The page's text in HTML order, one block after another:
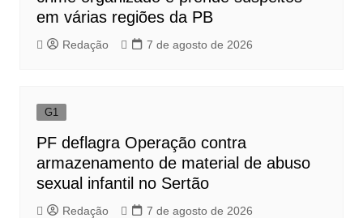
em várias regiões da PB
Redação 7 de agosto de 2026
G1
PF deflagra Operação contra
armazenamento de material de abuso
sexual infantil no Sertão
Redação 7 de agosto de 2026